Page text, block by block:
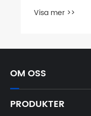
Visa mer >>
OM OSS
PRODUKTER